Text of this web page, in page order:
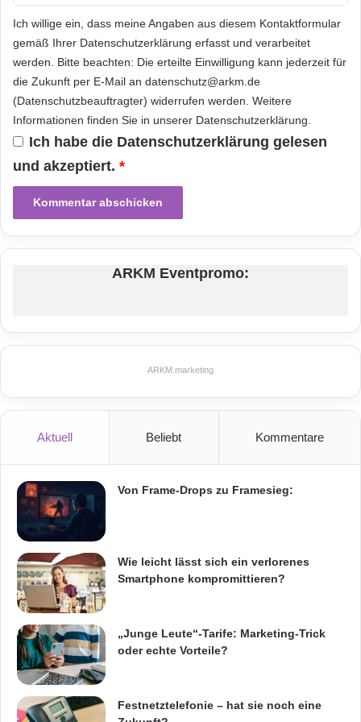
selbstständig einen Brand, schliesst das Modul
sofort kurz und informiert gleichzeitig die
anderen Module der Installation per Funksignal
über den Brandfall. Durch die Weitergabe des
Signals wird innert kürzester Zeit in einer Art
Dominoeffekt die ganze Anlage abgeschaltet.
Mittels einem an geeigneter Stelle installierten
„Not-Aus“-Knopf kann die gesamte
Überspannungs- und Blitzschutz
Module Protection System (MPS) auch dem
Schutz von Bypass-Dioden und Solarzellen im
Fall einer Überspannung oder eines
Blitzschlages. So funktionierte das
Schutzsystem in Tests auch nach einem
induzierten Spitzenstrom von bis 720A bei
einem simulierten Blitzschlag von 44kA
einwandfrei. Ohne Schutzsystem würden
solche Werte unweigerlich zu Schäden an den
Modulen führen.
Diebstahlschutz
e
o
u
s
e
-
I
p
l
m
e
u
Ich willige ein, dass meine Angaben aus diesem Kontaktformular
gemäß Ihrer Datenschutzerklärung erfasst und verarbeitet
werden. Bitte beachten: Die erteilte Einwilligung kann jederzeit für
die Zukunft per E-Mail an datenschutz@arkm.de
(Datenschutzbeauftragter) widerrufen werden. Weitere
Informationen finden Sie in unserer Datenschutzerklärung.
Ich habe die Datenschutzerklärung gelesen
und akzeptiert. *
ARKM Eventpromo:
ARKM.marketing
Aktuell Beliebt Kommentare
Von Frame-Drops zu Framesieg:
Wie leicht lässt sich ein verlorenes
Smartphone kompromittieren?
„Junge Leute“-Tarife: Marketing-Trick
oder echte Vorteile?
Festnetztelefonie – hat sie noch eine